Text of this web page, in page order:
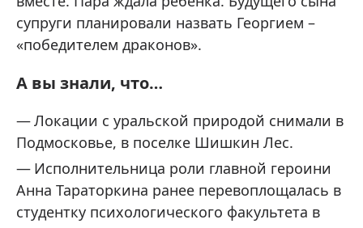
супруги планировали назвать Георгием –
«победителем драконов».
А вы знали, что…
Локации с уральской природой снимали в
Подмосковье, в поселке Шишкин Лес.
Исполнительница роли главной героини
Анна Тараторкина ранее перевоплощалась в
студентку психологического факультета в